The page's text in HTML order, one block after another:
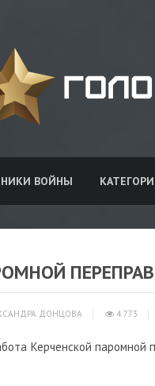
ВОЙНЫ
ДОНЦОВА 4 773
Керченской паромной